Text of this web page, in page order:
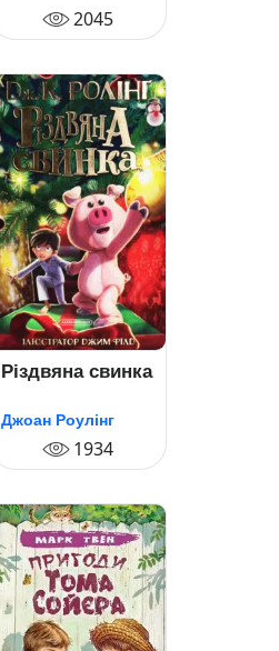
2045
Різдвяна свинка
Джоан Роулінг
1934